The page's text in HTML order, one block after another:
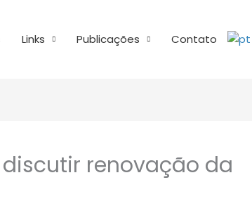
Links Publicações Contato
renovação da